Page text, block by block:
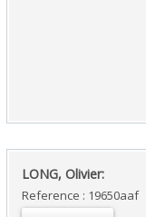
‎LONG, Olivier:‎
Reference : 19650aaf